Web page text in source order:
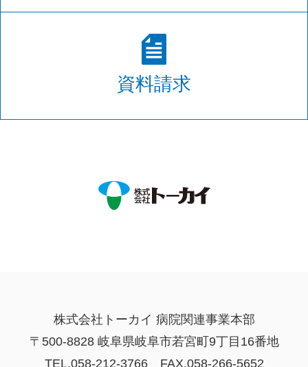
資料請求
株式会社トーカイ 病院関連事業本部
〒500-8828 岐阜県岐阜市若宮町9丁目16番地
TEL.058-212-3766 FAX.058-266-5652